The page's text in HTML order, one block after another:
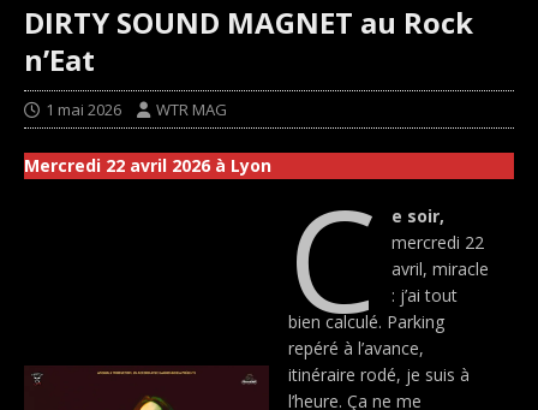
DIRTY SOUND MAGNET au Rock
n’Eat
1 mai 2026 WTR MAG
Mercredi 22 avril 2026 à Lyon C
e soir,
mercredi 22
avril, miracle
: j’ai tout
bien calculé. Parking
repéré à l’avance,
itinéraire rodé, je suis à
l’heure. Ça ne me